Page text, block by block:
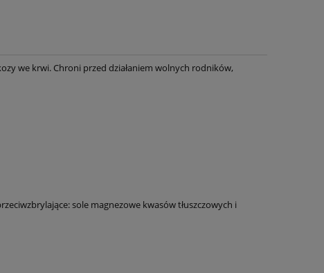
we krwi. Chroni przed działaniem wolnych rodników,
sole magnezowe kwasów tłuszczowych i